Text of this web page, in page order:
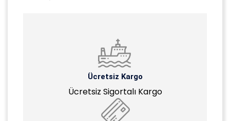
Ücretsiz Kargo
Ücretsiz Sigortalı Kargo